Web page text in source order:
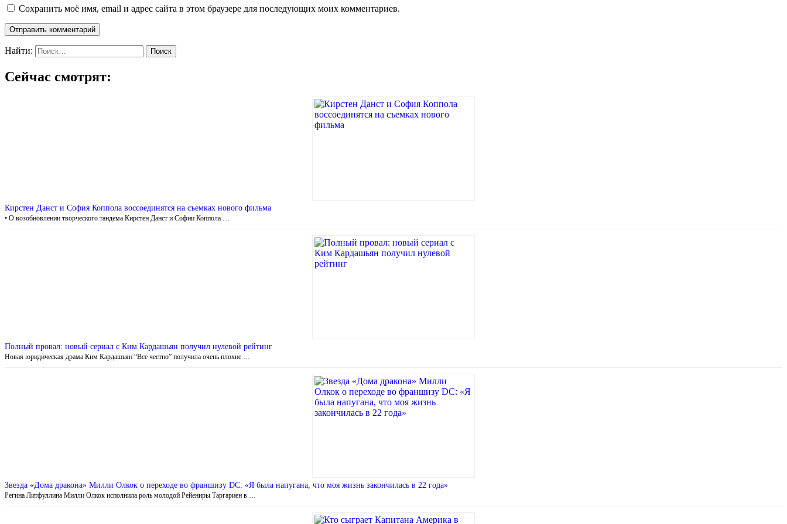
Сохранить моё имя, email и адрес сайта в этом браузере для последующих моих комментариев.
Найти:
Сейчас смотрят:
Кирстен Данст и София Коппола воссоединятся на съемках нового фильма
• О возобновлении творческого тандема Кирстен Данст и Софии Коппола …
Полный провал: новый сериал c Ким Кардашьян получил нулевой рейтинг
Новая юридическая драма Ким Кардашьян “Все честно” получила очень плохие …
Звезда «Дома дракона» Милли Олкок о переходе во франшизу DC: «Я была напугана, что моя жизнь закончилась в 22 года»
Регина Литфуллина Милли Олкок исполнила роль молодой Рейениры Таргариен в …